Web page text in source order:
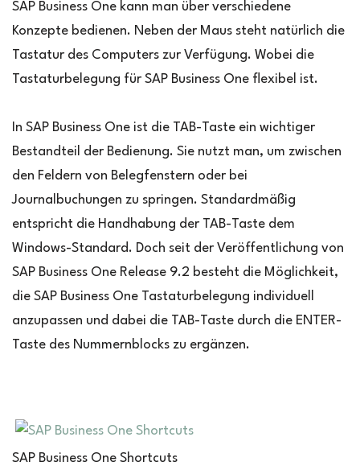
SAP Business One kann man über verschiedene
Konzepte bedienen. Neben der Maus steht natürlich die
Tastatur des Computers zur Verfügung. Wobei die
Tastaturbelegung für SAP Business One flexibel ist.
In SAP Business One ist die TAB-Taste ein wichtiger
Bestandteil der Bedienung. Sie nutzt man, um zwischen
den Feldern von Belegfenstern oder bei
Journalbuchungen zu springen. Standardmäßig
entspricht die Handhabung der TAB-Taste dem
Windows-Standard. Doch seit der Veröffentlichung von
SAP Business One Release 9.2 besteht die Möglichkeit,
die SAP Business One Tastaturbelegung individuell
anzupassen und dabei die TAB-Taste durch die ENTER-
Taste des Nummernblocks zu ergänzen.
SAP Business One Shortcuts